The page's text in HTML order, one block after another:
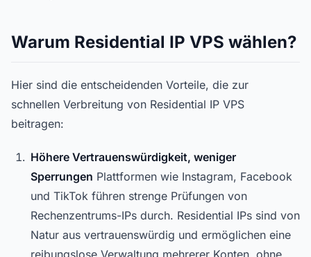
Warum Residential IP VPS wählen?
Hier sind die entscheidenden Vorteile, die zur
schnellen Verbreitung von Residential IP VPS
beitragen:
Höhere Vertrauenswürdigkeit, weniger
Sperrungen Plattformen wie Instagram, Facebook
und TikTok führen strenge Prüfungen von
Rechenzentrums-IPs durch. Residential IPs sind von
Natur aus vertrauenswürdig und ermöglichen eine
reibungslose Verwaltung mehrerer Konten, ohne